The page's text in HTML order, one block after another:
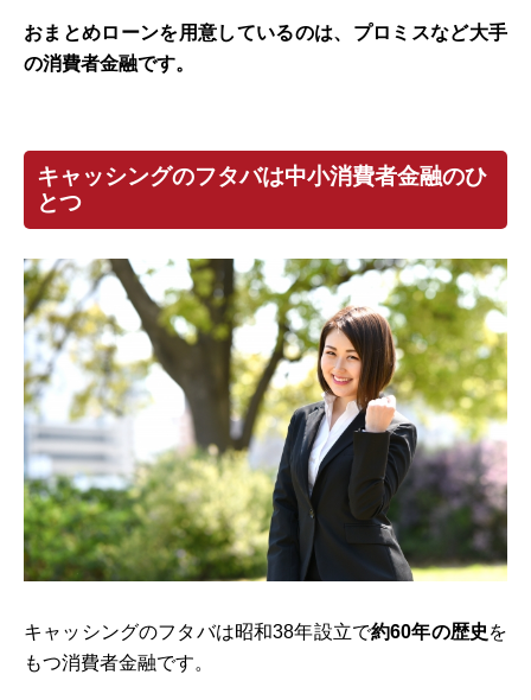
おまとめローンを用意しているのは、プロミスなど大手
の消費者金融です。
キャッシングのフタバは中小消費者金融のひ
とつ
キャッシングのフタバは昭和38年設立で約60年の歴史 を
もつ消費者金融です。